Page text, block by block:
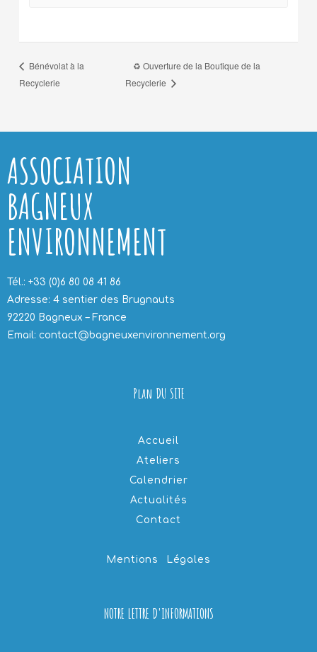
Bénévolat à la
Recyclerie
♻️ Ouverture de la Boutique de la
Recyclerie
ASSOCIATION
BAGNEUX
ENVIRONNEMENT
Tél.: +33 (0)6 80 08 41 86
Adresse: 4 sentier des Brugnauts
92220 Bagneux – France
Email: contact@bagneuxenvironnement.org
Plan DU SITE
Accueil
Ateliers
Calendrier
Actualités
Contact
Mentions Légales
NOTRE LETTRE D'INFORMATIONS